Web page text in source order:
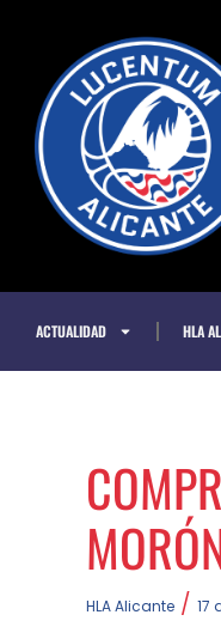
contenido
ACTUALIDAD HLA
HLA Alicante / 17